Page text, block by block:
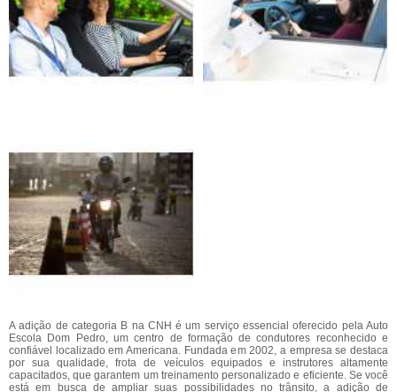
A adição de categoria B na CNH é um serviço essencial oferecido pela Auto
Escola Dom Pedro, um centro de formação de condutores reconhecido e
confiável localizado em Americana. Fundada em 2002, a empresa se destaca
por sua qualidade, frota de veículos equipados e instrutores altamente
capacitados, que garantem um treinamento personalizado e eficiente. Se você
está em busca de ampliar suas possibilidades no trânsito, a adição de